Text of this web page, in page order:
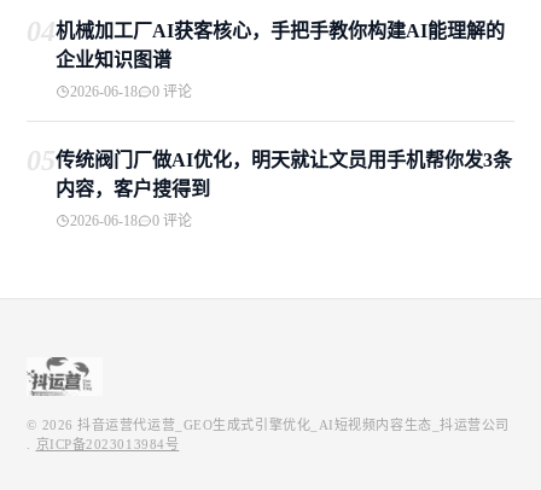
04机械加工厂AI获客核心，手把手教你构建AI能理解的
企业知识图谱
2026-06-18 0 评论
05传统阀门厂做AI优化，明天就让文员用手机帮你发3条
内容，客户搜得到
2026-06-18 0 评论
© 2026抖音运营代运营_GEO生成式引擎优化_AI短视频内容生态_抖运营公司
京ICP备2023013984号